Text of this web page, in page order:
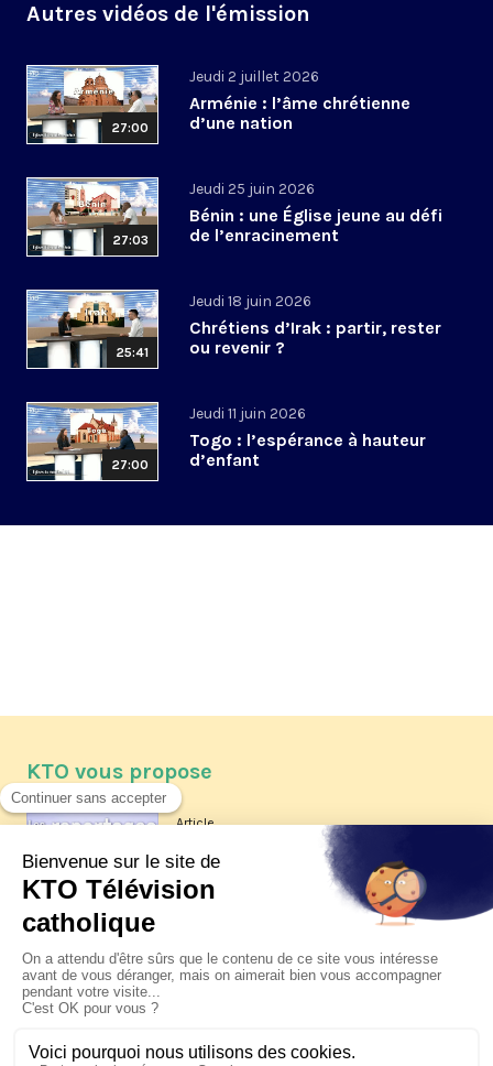
Autres vidéos de l'émission
27:00
Jeudi 2 juillet 2026
Arménie : l’âme chrétienne
d’une nation
27:03
Jeudi 25 juin 2026
Bénin : une Église jeune au défi
de l’enracinement
25:41
Jeudi 18 juin 2026
Chrétiens d’Irak : partir, rester
ou revenir ?
27:00
Jeudi 11 juin 2026
Togo : l’espérance à hauteur
d’enfant
KTO vous propose
Article
Les reportages d'été 2026 de KTO
La visite pastorale du pape Léon
XIV à Assise à suivre sur KTO le
jeudi 6 août
Le pape en Uruguay, Argentine et